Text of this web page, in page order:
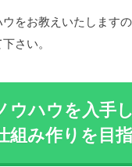
をお教えいたします
さい。
ウハウを入手
組み作りを目